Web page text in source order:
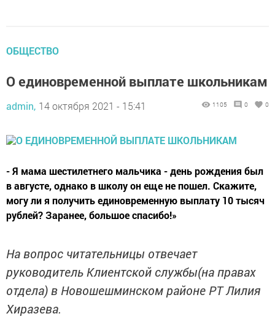
ОБЩЕСТВО
О единовременной выплате школьникам
admin, 14 октября 2021 - 15:41 1105 0 0
- Я мама шестилетнего мальчика - день рождения был
в августе, однако в школу он еще не пошел. Скажите,
могу ли я получить единовременную выплату 10 тысяч
рублей? Заранее, большое спасибо!»
На вопрос читательницы отвечает
руководитель Клиентской службы(на правах
отдела) в Новошешминском районе РТ Лилия
Хиразева.